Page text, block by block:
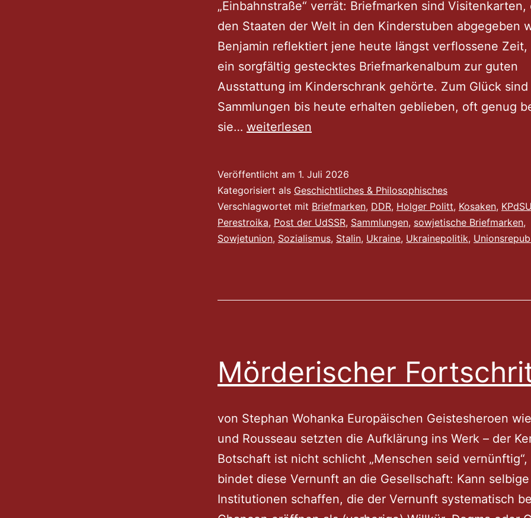
„Einbahnstraße“ verrät: Briefmarken sind Visitenkarten,
den Staaten der Welt in den Kinderstuben abgegeben
Benjamin reflektiert jene heute längst verflossene Zeit,
ein sorgfältig gestecktes Briefmarkenalbum zur guten
Ausstattung im Kinderschrank gehörte. Zum Glück sind
Sammlungen bis heute erhalten geblieben, oft genug
sie… Visitenkarte
weiterlesen
Veröffentlicht am 1. Juli 2026
Kategorisiert als Geschichtliches & Philosophisches
Verschlagwortet mit Briefmarken, DDR, Holger Politt, Kosaken, KPdSU
Perestroika, Post der UdSSR, Sammlungen, sowjetische Briefmarken,
Sowjetunion, Sozialismus, Stalin, Ukraine, Ukrainepolitik,
Mörderischer
von Stephan Wohanka Europäischen Geistesheroen
und Rousseau setzten die Aufklärung ins Werk – der
Botschaft ist nicht schlicht „Menschen seid vernünftig“,
bindet diese Vernunft an die Gesellschaft: Kann selbige
Institutionen schaffen, die der Vernunft systematisch